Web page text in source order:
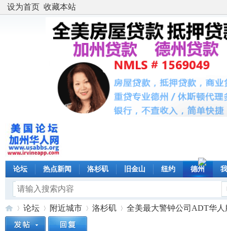
设为首页 收藏本站
论坛 热点新闻 洛杉矶 旧金山 纽约 德州
论坛 附近城市 洛杉矶 全美最大警钟公司ADT华